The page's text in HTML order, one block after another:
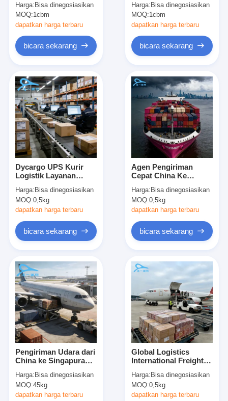
Rumah
Produk
Tentang kita
Wisata pabrik
Kontrol kualitas
Hubungi kami
Semua Kasus
bicara sekarang
Pengiriman Barang Internasional
Angkutan Udara Maju
Barang laut
Kirim Ke Amazon FBA
Australia
Harga: Bisa dinegosiasikan
MOQ:1cbm
dapatkan harga terbaru
bicara sekarang
Dunia dari Cina
Harga: Bisa dinegosiasikan
MOQ:1cbm
dapatkan harga terbaru
bicara sekarang
Dycargo UPS Kurir
Logistik Layanan
Hari Berikutnya
Pengiriman Standar
Kurir
Harga: Bisa dinegosiasikan
MOQ:0,5kg
dapatkan harga terbaru
bicara sekarang
Agen Pengiriman
Cepat China Ke
Pengiriman Door To
Door
Harga: Bisa dinegosiasikan
MOQ:0,5kg
dapatkan harga terbaru
bicara sekarang
Pengiriman Udara dari
China ke Singapura
Udara Pintu ke Pintu
Layanan Kurir
Internasional
Harga: Bisa dinegosiasikan
MOQ:45kg
dapatkan harga terbaru
Global Logistics
International Freight
Consolidation Service
Untuk Pengelolaan
Kargo
Harga: Bisa dinegosiasikan
MOQ:0,5kg
dapatkan harga terbaru